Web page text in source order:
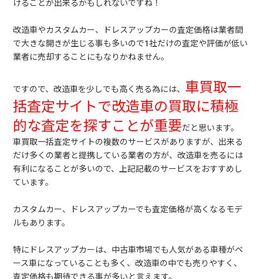
けることが出来るかもしれないですね！
改造車やカスタムカー、ドレスアップカーの査定価格は業者間
で大きな開きが生じる事も多いので1社だけの査定や評価が低い
業者に売却することにもなりかねません。
ですので、改造車を少しでも高く売る為には、 車買取一
括査定サイトで改造車の買取に積極
的な査定を探すことが重要だと思います。
車買取一括査定サイトの複数のサービスがありますが、出来る
だけ多くの業者と提携している業者の方が、改造車を売るには
有利になることが多いので、上記記載のサービスをおすすめし
ています。
カスタムカー、ドレスアップカーでも査定価格が高くなるモデ
ルもあります。
特にドレスアップカーは、中古車市場でも人気がある車種がベ
ース車になっていることも多く、改造車の中でも売りやすく、